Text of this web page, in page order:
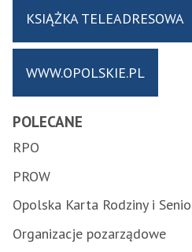
KSIĄŻKA TELEADRESOWA
WWW.OPOLSKIE.PL
POLECANE
RPO
PROW
Opolska Karta Rodziny i
Organizacje pozarządowe